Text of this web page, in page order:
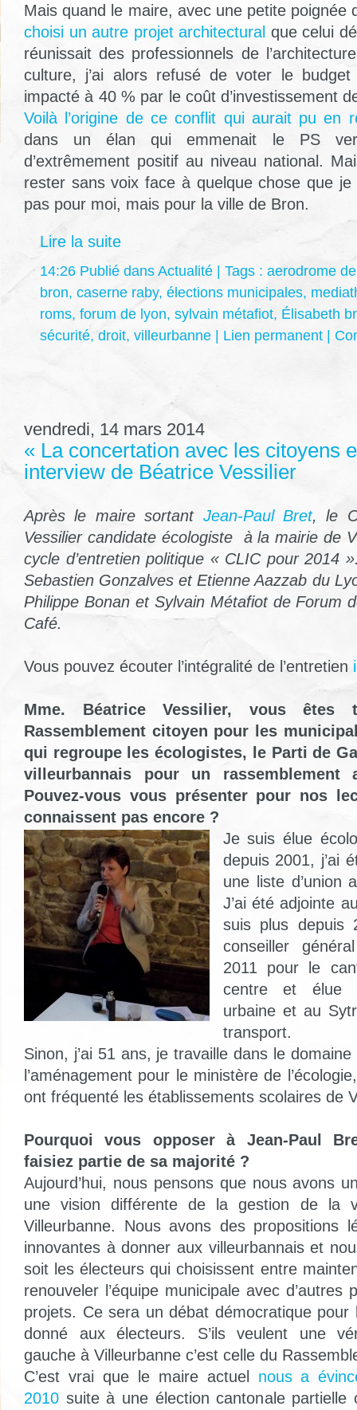
Mais quand le maire, avec une petite poignée
choisi un autre projet architectural que celui
réunissait des professionnels de
culture, j’ai alors refusé de voter le
impacté à 40 % par le coût d’investissement
Voilà l’origine de ce conflit qui aurait pu en
dans un élan qui emmenait le PS
d’extrêmement positif au niveau national.
rester sans voix face à quelque chose que
pas pour moi, mais pour la ville de Bron.
Lire la suite
14:26 Publié dans Actualité | Tags : aerodrome
bron, caserne raby, élections municipales,
roms, forum de lyon, sylvain métafiot, Élisabeth
sécurité, droit, villeurbanne Lien permanent
vendredi, 14 mars 2014
« La concertation avec les citoyens
interview de Béatrice Vessilier
Après le maire sortant Jean-Paul Bret, le
Vessilier candidate écologiste à la mairie de
cycle d’entretien politique « CLIC pour 2014
Sebastien Gonzalves et Etienne Aazzab du
Philippe Bonan et Sylvain Métafiot de Forum
Café.
Vous pouvez écouter l’intégralité de l’entretien
Mme. Béatrice Vessilier, vous
Rassemblement citoyen pour les
qui regroupe les écologistes, le Parti de
villeurbannais pour un rassemblement
Pouvez-vous vous présenter pour nos
connaissent pas encore ?
Je suis élue
depuis 2001, j’ai
une liste d’union
J’ai été adjointe
suis plus depuis
conseiller
2011 pour le
centre et élue
urbaine et au
transport.
Sinon, j’ai 51 ans, je travaille dans le domaine
l’aménagement pour le ministère de
ont fréquenté les établissements scolaires de
Pourquoi vous opposer à Jean-Paul
faisiez partie de sa majorité ?
Aujourd’hui, nous pensons que nous avons
une vision différente de la gestion de la
Villeurbanne. Nous avons des propositions
innovantes à donner aux villeurbannais et
soit les électeurs qui choisissent entre
renouveler l’équipe municipale avec d’autres
projets. Ce sera un débat démocratique
donné aux électeurs. S’ils veulent une
gauche à Villeurbanne c’est celle du
C’est vrai que le maire actuel nous a
2010 suite à une élection cantonale partielle